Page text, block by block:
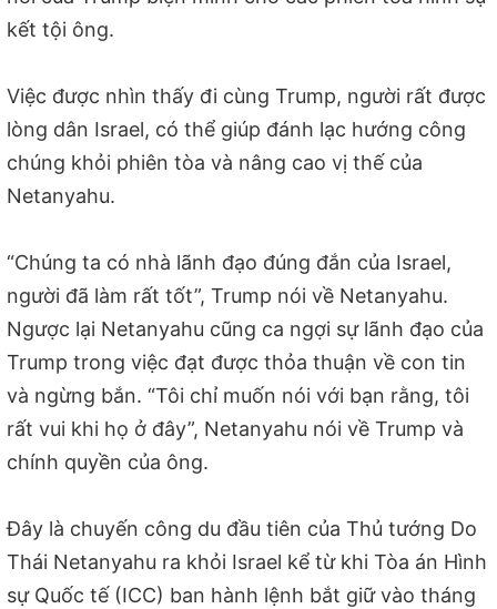
kết tội ông.
Việc được nhìn thấy đi cùng Trump, người rất được
lòng dân Israel, có thể giúp đánh lạc hướng công
chúng khỏi phiên tòa và nâng cao vị thế của
Netanyahu.
“Chúng ta có nhà lãnh đạo đúng đắn của Israel,
người đã làm rất tốt”, Trump nói về Netanyahu.
Ngược lại Netanyahu cũng ca ngợi sự lãnh đạo của
Trump trong việc đạt được thỏa thuận về con tin
và ngừng bắn. “Tôi chỉ muốn nói với bạn rằng, tôi
rất vui khi họ ở đây”, Netanyahu nói về Trump và
chính quyền của ông.
Đây là chuyến công du đầu tiên của Thủ tướng Do
Thái Netanyahu ra khỏi Israel kể từ khi Tòa án Hình
sự Quốc tế (ICC) ban hành lệnh bắt giữ vào tháng